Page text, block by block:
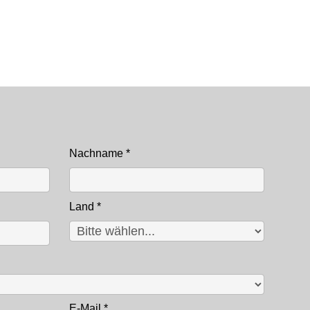
Nachname *
Land *